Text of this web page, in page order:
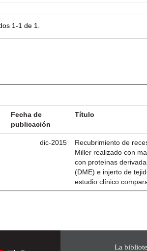
1-1 de 1.
Fecha de
publicación
Título
dic-2015
Recubrimiento de
Miller realizado con
con proteínas
(DME) e injerto de
estudio clínico
La